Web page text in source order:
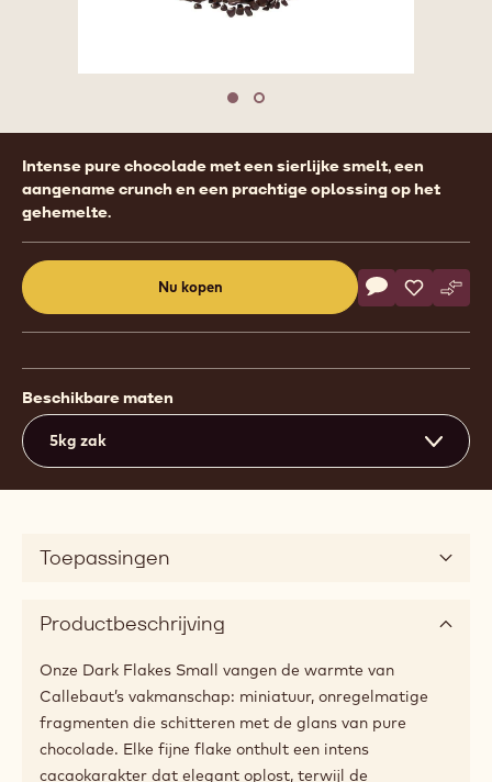
Move to slide 1
Move to slide 2
Product
information
Intense pure chocolade met een sierlijke smelt, een
aangename crunch en een prachtige oplossing op het
gehemelte.
Nu kopen
a
window)
Actions
Schrijf een
- Callebaut
Opslaan
- -
Beschikbare maten
5kg zak
Toepassingen
Productbeschrijving
Onze Dark Flakes Small vangen de warmte van
Callebaut’s vakmanschap: miniatuur, onregelmatige
fragmenten die schitteren met de glans van pure
chocolade. Elke fijne flake onthult een intens
cacaokarakter dat elegant oplost, terwijl de